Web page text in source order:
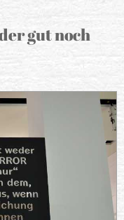
gut noch